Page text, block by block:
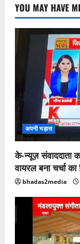
YOU MAY HAVE
अपनी भड़ास
के-न्यूज़ संवाददाता
वायरल बना चर्चा
bhadas2media